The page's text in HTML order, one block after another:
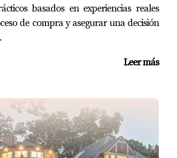
basados en experiencias reales
de compra y asegurar una decisión
Leer más